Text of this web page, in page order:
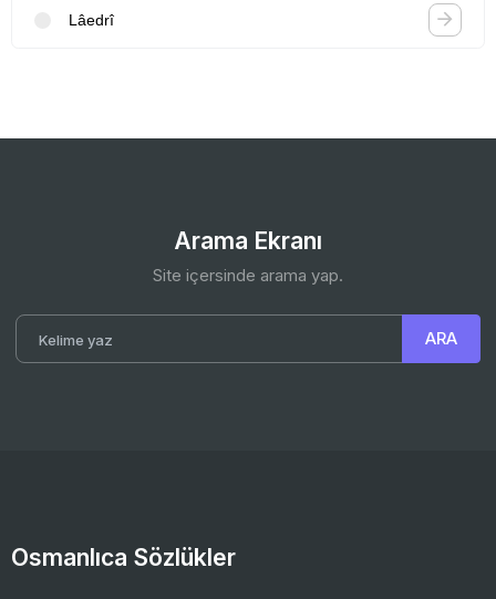
Lâedrî
Arama Ekranı
Site içersinde arama yap.
Osmanlıca Sözlükler